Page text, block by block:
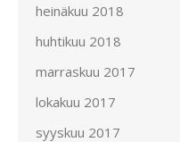
heinäkuu 2018
huhtikuu 2018
marraskuu 2017
lokakuu 2017
syyskuu 2017